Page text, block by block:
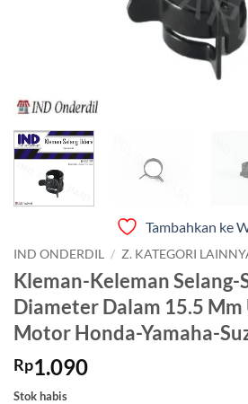
Tambahkan ke
IND ONDERDIL / Z. KATEGORI
Kleman-Keleman
Diameter Dalam 15.5
Motor Honda-Yamaha-
Rp1.090
Stok habis